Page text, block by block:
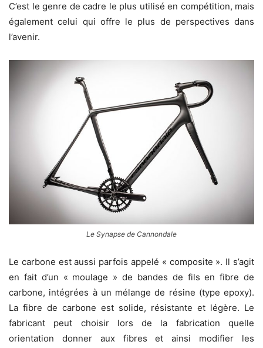
C’est le genre de cadre le plus utilisé en compétition, mais
également celui qui offre le plus de perspectives dans
l’avenir.
Le Synapse de Cannondale
Le carbone est aussi parfois appelé « composite ». Il s’agit
en fait d’un « moulage » de bandes de fils en fibre de
carbone, intégrées à un mélange de résine (type epoxy).
La fibre de carbone est solide, résistante et légère. Le
fabricant peut choisir lors de la fabrication quelle
orientation donner aux fibres et ainsi modifier les